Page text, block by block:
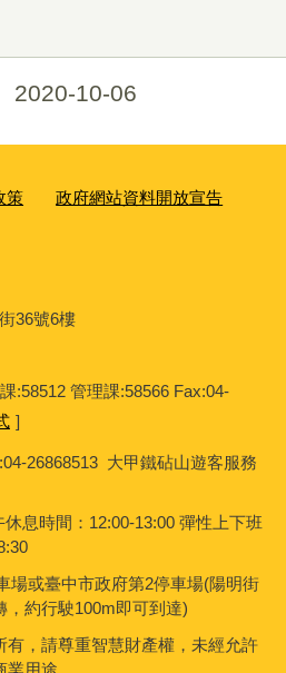
2020-10-06
策 政府網站資料開放宣告
36號6樓
:58512 管理課:58566 Fax:04-
]
26868513 大甲鐵砧山遊客服務
休息時間：12:00-13:00 彈性上下班
場或臺中市政府第2停車場(陽明街
約行駛100m即可到達)
有，請尊重智慧財產權，未經允許
業用途